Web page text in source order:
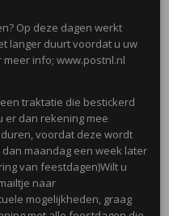
veer op de bovenkant.
geleverd worden.
Op deze dagen werkt
langer duurt voordat u uw
info; www.postnl.nl
traktatie die bestickerd
er dan rekening mee
duren, voordat deze wordt
maandag een week later
van feestdagen)Wilt u
naar
mogelijkheden, graag